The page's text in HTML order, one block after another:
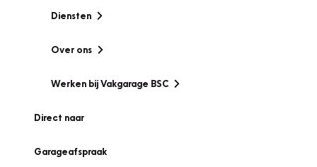
Diensten
Over ons
Werken bij Vakgarage BSC
Direct naar
Garageafspraak